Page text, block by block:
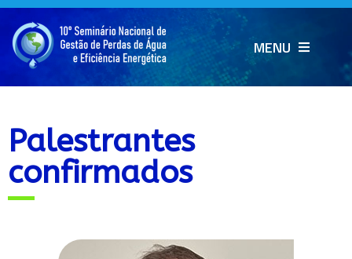
MENU
Palestrantes
confirmados